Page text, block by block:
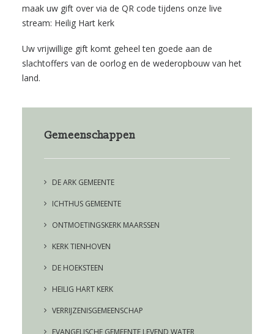
maak uw gift over via de QR code tijdens onze live
stream: Heilig Hart kerk
Uw vrijwillige gift komt geheel ten goede aan de
slachtoffers van de oorlog en de wederopbouw van het
land.
Gemeenschappen
DE ARK GEMEENTE
ICHTHUS GEMEENTE
ONTMOETINGSKERK MAARSSEN
KERK TIENHOVEN
DE HOEKSTEEN
HEILIG HART KERK
VERRIJZENISGEMEENSCHAP
EVANGELISCHE GEMEENTE LEVEND WATER